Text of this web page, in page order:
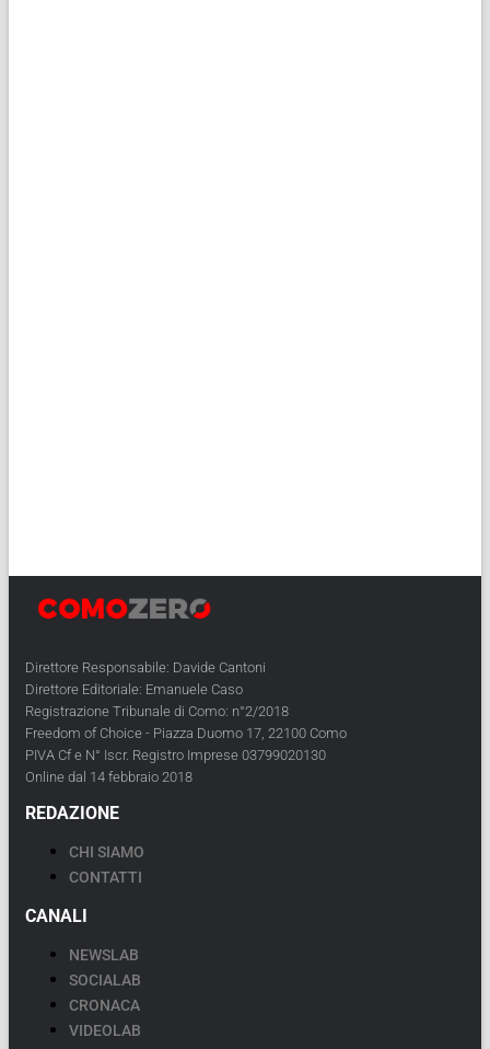
Direttore Responsabile: Davide Cantoni
Direttore Editoriale: Emanuele Caso
Registrazione Tribunale di Como: n°2/2018
Freedom of Choice - Piazza Duomo 17, 22100 Como
PIVA Cf e N° Iscr. Registro Imprese 03799020130
Online dal 14 febbraio 2018
REDAZIONE
CHI SIAMO
CONTATTI
CANALI
NEWSLAB
SOCIALAB
CRONACA
VIDEOLAB